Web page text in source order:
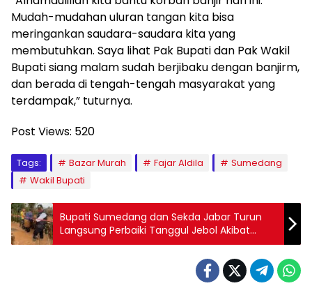
Mudah-mudahan uluran tangan kita bisa
meringankan saudara-saudara kita yang
membutuhkan. Saya lihat Pak Bupati dan Pak Wakil
Bupati siang malam sudah berjibaku dengan banjirm,
dan berada di tengah-tengah masyarakat yang
terdampak,” tuturnya.
Post Views: 520
Tags: Bazar Murah Fajar Aldila
Sumedang
Wakil Bupati
Bupati Sumedang dan Sekda Jabar Turun
Langsung Perbaiki Tanggul Jebol Akibat
Banjir di Cimanggung